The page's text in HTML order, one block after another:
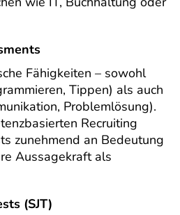
Fähigkeiten – sowohl
Tippen) als auch
Problemlösung).
Recruiting
zunehmend an Bedeutung
Aussagekraft als
(SJT)